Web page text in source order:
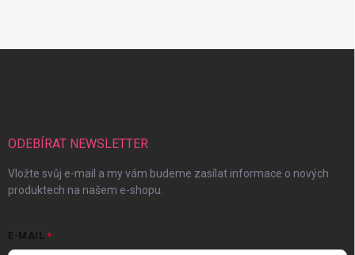
ODEBÍRAT NEWSLETTER
Vložte svůj e-mail a my vám budeme zasílat informace o nových
produktech na našem e-shopu.
E-MAIL